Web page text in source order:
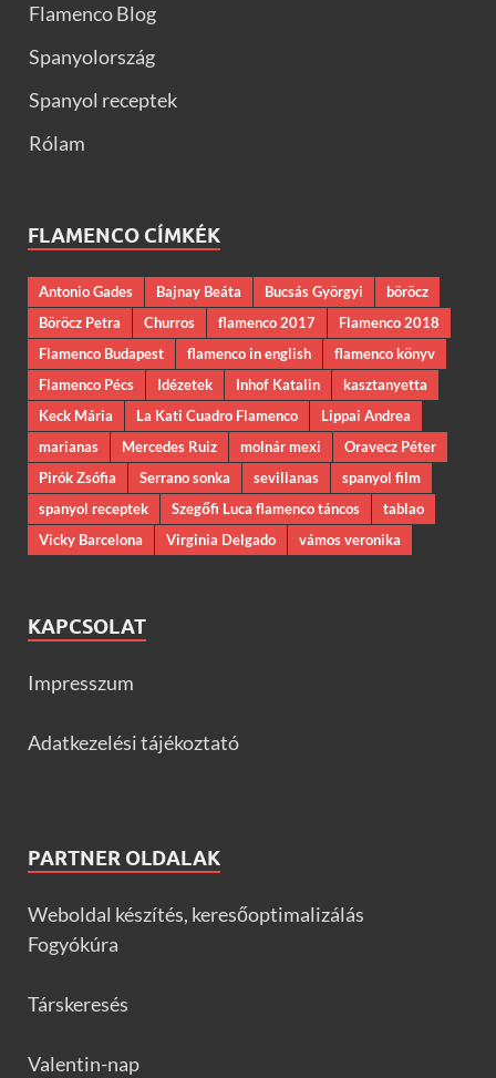
Flamenco Blog
Spanyolország
Spanyol receptek
Rólam
FLAMENCO CÍMKÉK
Antonio Gades Bajnay Beáta Bucsás Györgyi
böröcz
Böröcz Petra
Churros flamenco 2017
Flamenco 2018
Flamenco Budapest
flamenco in english
flamenco könyv
Flamenco Pécs
Idézetek Inhof Katalin
kasztanyetta
Keck Mária
La Kati Cuadro Flamenco
Lippai Andrea
marianas
Mercedes Ruiz molnár mexi
Oravecz Péter
Pirók Zsófia
Serrano sonka sevillanas
spanyol film
spanyol receptek
Szegőfi Luca flamenco táncos
tablao
Vicky Barcelona
Virginia Delgado vámos veronika
KAPCSOLAT
Impresszum
Adatkezelési tájékoztató
PARTNER OLDALAK
Weboldal készítés, keresőoptimalizálás
Fogyókúra
Társkeresés
Valentin-nap